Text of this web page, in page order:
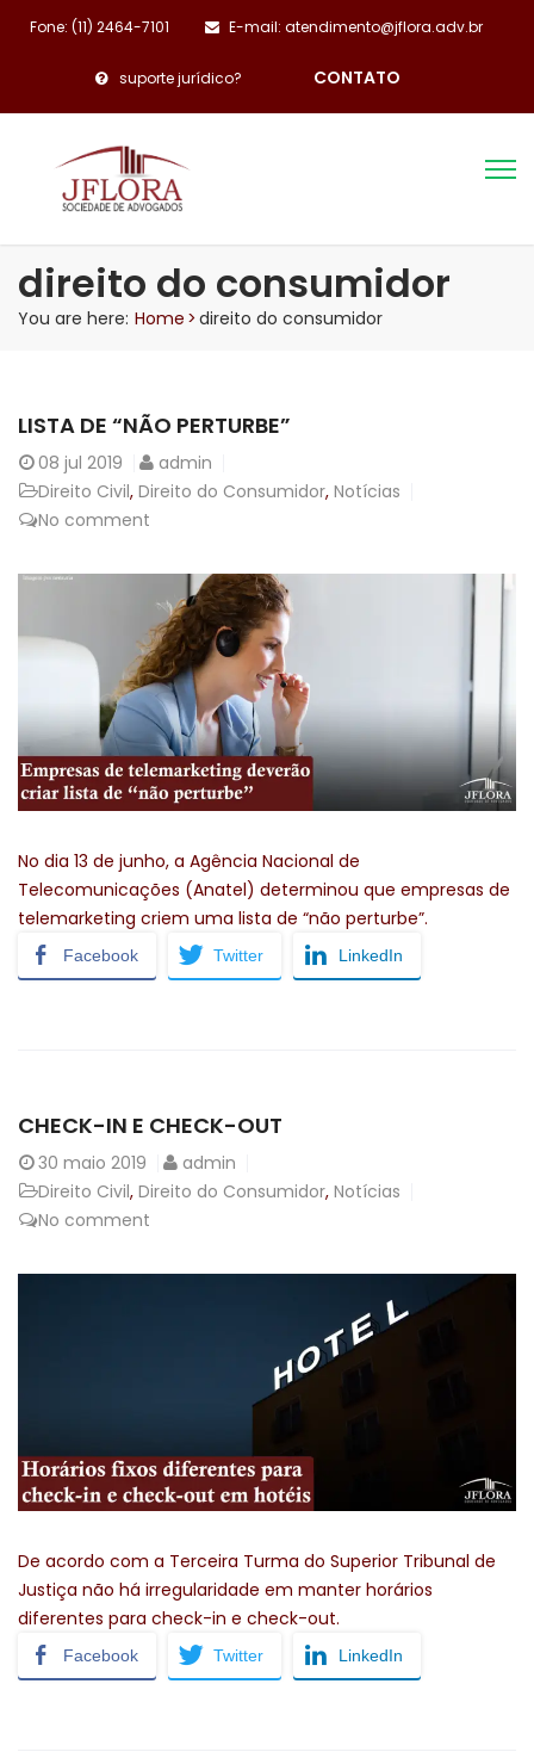
Fone: (11) 2464-7101 E-mail: atendimento@jflora.adv.br
suporte jurídico? CONTATO
direito do consumidor
You are here: Home >direito do consumidor
LISTA DE “NÃO PERTURBE”
08 jul 2019
admin
Direito Civil, Direito do Consumidor, Notícias
No comment
No dia 13 de junho, a Agência Nacional de
Telecomunicações (Anatel) determinou que empresas de
telemarketing criem uma lista de “não perturbe”.
Facebook Twitter LinkedIn
CHECK-IN E CHECK-OUT
30 maio 2019
admin
Direito Civil, Direito do Consumidor, Notícias
No comment
De acordo com a Terceira Turma do Superior Tribunal de
Justiça não há irregularidade em manter horários
diferentes para check-in e check-out.
Facebook Twitter LinkedIn